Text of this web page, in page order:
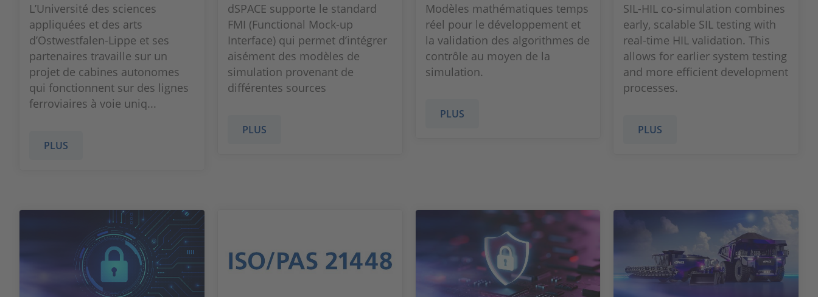
L’Université des sciences
appliquées et des arts
d’Ostwestfalen-Lippe et ses
partenaires travaille sur un
projet de cabines autonomes
qui fonctionnent sur des lignes
ferroviaires à voie uniq...
PLUS
dSPACE supporte le standard
FMI (Functional Mock-up
Interface) qui permet d’intégrer
aisément des modèles de
simulation provenant de
différentes sources
PLUS
Modèles mathématiques temps
réel pour le développement et
la validation des algorithmes de
contrôle au moyen de la
simulation.
PLUS
SIL-HIL co-simulation combines
early, scalable SIL testing with
real-time HIL validation. This
allows for earlier system testing
and more efficient development
processes.
PLUS